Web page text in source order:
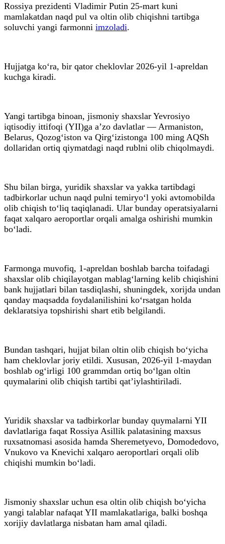
Rossiya prezidenti Vladimir Putin 25-mart kuni
mamlakatdan naqd pul va oltin olib chiqishni tartibga
soluvchi yangi farmonni imzoladi.
Hujjatga ko‘ra, bir qator cheklovlar 2026-yil 1-apreldan
kuchga kiradi.
Yangi tartibga binoan, jismoniy shaxslar Yevrosiyo
iqtisodiy ittifoqi (YII)ga a’zo davlatlar — Armaniston,
Belarus, Qozog‘iston va Qirg‘izistonga 100 ming AQSh
dollaridan ortiq qiymatdagi naqd rublni olib chiqolmaydi.
Shu bilan birga, yuridik shaxslar va yakka tartibdagi
tadbirkorlar uchun naqd pulni temiryo‘l yoki avtomobilda
olib chiqish to‘liq taqiqlanadi. Ular bunday operatsiyalarni
faqat xalqaro aeroportlar orqali amalga oshirishi mumkin
bo‘ladi.
Farmonga muvofiq, 1-apreldan boshlab barcha toifadagi
shaxslar olib chiqilayotgan mablag‘larning kelib chiqishini
bank hujjatlari bilan tasdiqlashi, shuningdek, xorijda undan
qanday maqsadda foydalanilishini ko‘rsatgan holda
deklaratsiya topshirishi shart etib belgilandi.
Bundan tashqari, hujjat bilan oltin olib chiqish bo‘yicha
ham cheklovlar joriy etildi. Xususan, 2026-yil 1-maydan
boshlab og‘irligi 100 grammdan ortiq bo‘lgan oltin
quymalarini olib chiqish tartibi qat’iylashtiriladi.
Yuridik shaxslar va tadbirkorlar bunday quymalarni YII
davlatlariga faqat Rossiya Asillik palatasining maxsus
ruxsatnomasi asosida hamda Sheremetyevo, Domodedovo,
Vnukovo va Knevichi xalqaro aeroportlari orqali olib
chiqishi mumkin bo‘ladi.
Jismoniy shaxslar uchun esa oltin olib chiqish bo‘yicha
yangi talablar nafaqat YII mamlakatlariga, balki boshqa
xorijiy davlatlarga nisbatan ham amal qiladi.